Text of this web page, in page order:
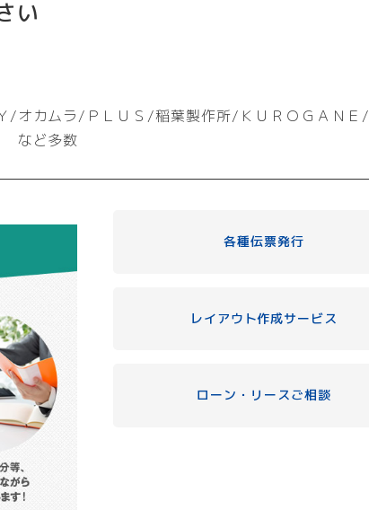
い
/オカムラ/ＰＬＵＳ/稲葉製作所/ＫＵＲＯＧＡＮＥ/
など多数
各種伝票発行
レイアウト作成サービス
ローン・リースご相談